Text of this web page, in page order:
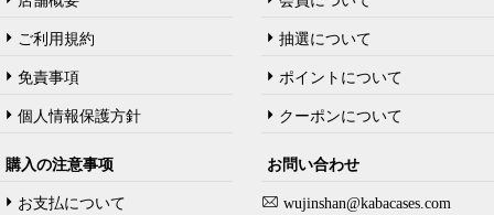
ご利用規約
免責事項
個人情報保護方針
抽選について
ポイントについて
クーポンについて
購入の注意事项
お支払について
お問い合わせ
wujinshan@kabacases.com